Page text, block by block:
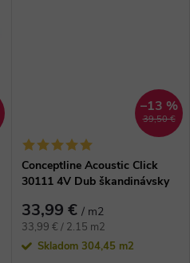
39,50 €
–13 %
Conceptline Acoustic Click
30111 4V Dub škandinávsky
33,99 € / m2
Jednotková
cena:
33,99 € / 2.15 m2
Skladom 304,45 m2